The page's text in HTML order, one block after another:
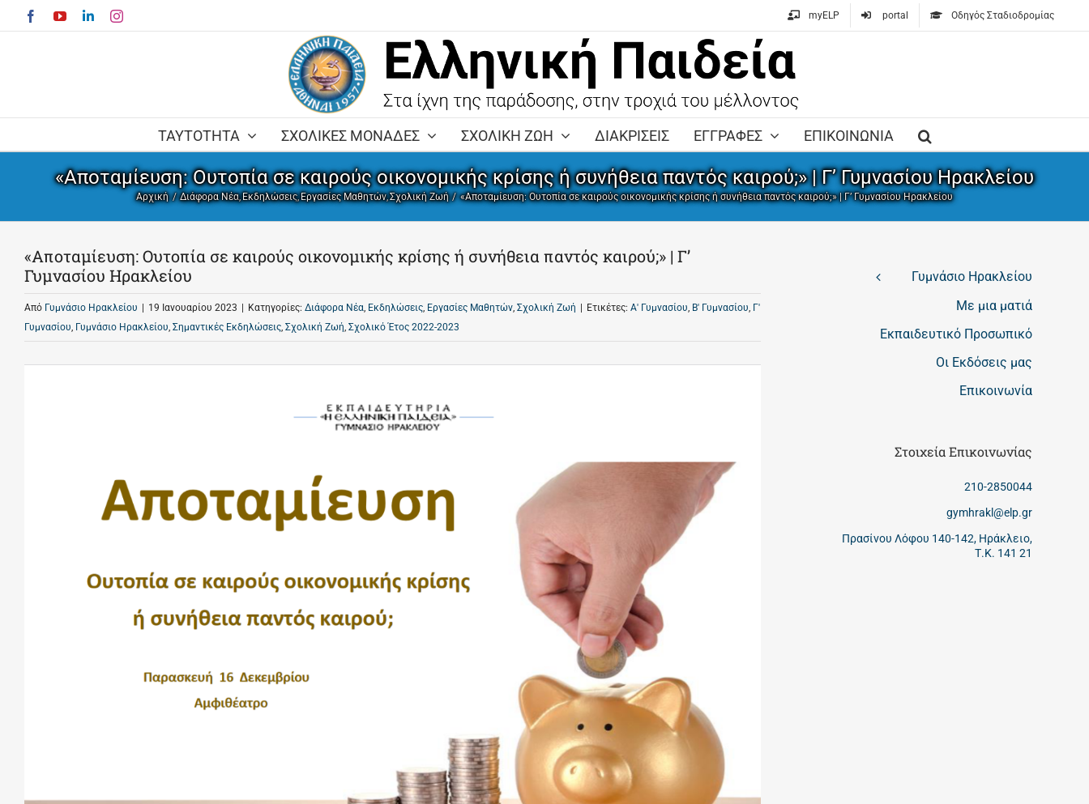
Skip
to
FacebookYouTubeLinkedInInstagram myELP portal Οδηγός Σταδιοδρομίας
ΤΑΥΤΟΤΗΤΑ ΣΧΟΛΙΚΕΣ ΜΟΝΑΔΕΣ ΣΧΟΛΙΚΗ ΖΩΗ ΔΙΑΚΡΙΣΕΙΣ ΕΓΓΡΑΦΕΣ ΕΠΙΚΟΙΝΩΝΙΑ
«Αποταμίευση: Ουτοπία σε καιρούς οικονομικής κρίσης ή συνήθεια παντός καιρού;» | Γ’ Γυμνασίου Ηρακλείου
Αρχική Διάφορα Νέα Εκδηλώσεις Εργασίες Μαθητών Σχολική Ζωή «Αποταμίευση: Ουτοπία σε καιρούς οικονομικής κρίσης ή συνήθεια παντός καιρού;» | Γ’ Γυμνασίου Ηρακλείου
«Αποταμίευση: Ουτοπία σε καιρούς οικονομικής κρίσης ή συνήθεια παντός καιρού;» | Γ’
Γυμνασίου Ηρακλείου
Από Γυμνάσιο Ηρακλείου 19 Ιανουαρίου 2023 Κατηγορίες: Διάφορα Νέα, Εκδηλώσεις, Εργασίες Μαθητών, Σχολική Ζωή Ετικέτες: Α' Γυμνασίου, Β' Γυμνασίου, Γ'
Γυμνασίου, Γυμνάσιο Ηρακλείου, Σημαντικές Εκδηλώσεις, Σχολική Ζωή, Σχολικό Έτος 2022-2023
Γυμνάσιο Ηρακλείου
Με μια ματιά
Εκπαιδευτικό Προσωπικό
Οι Εκδόσεις μας
Επικοινωνία
Στοιχεία Επικοινωνίας
210-2850044
gymhrakl@elp.gr
Πρασίνου Λόφου 140-142, Ηράκλειο,
Τ.Κ. 141 21